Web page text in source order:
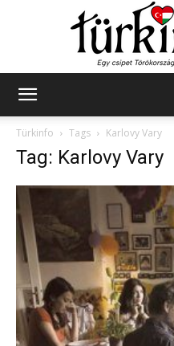
Türkinfo
Tags Karlovy Vary
Tag: Karlovy Vary